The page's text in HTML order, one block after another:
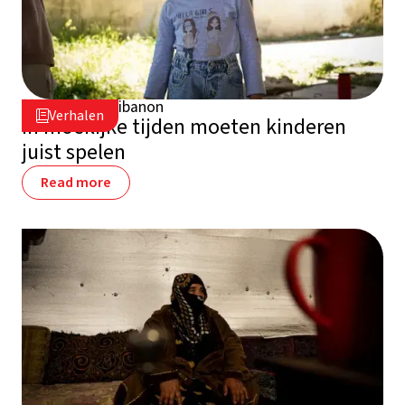
Verhalen
16 juli 2026Libanon
In moeilijke tijden moeten kinderen
juist spelen
Read more